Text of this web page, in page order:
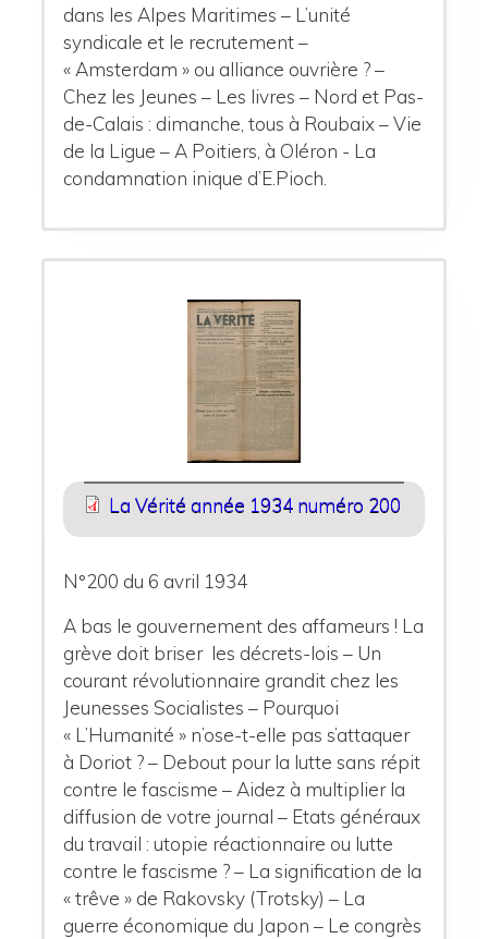
dans les Alpes Maritimes – L’unité
syndicale et le recrutement –
« Amsterdam » ou alliance ouvrière ? –
Chez les Jeunes – Les livres – Nord et Pas-
de-Calais : dimanche, tous à Roubaix – Vie
de la Ligue – A Poitiers, à Oléron - La
condamnation inique d’E.Pioch.
La Vérité année 1934 numéro 200
N°200 du 6 avril 1934
A bas le gouvernement des affameurs ! La
grève doit briser les décrets-lois – Un
courant révolutionnaire grandit chez les
Jeunesses Socialistes – Pourquoi
« L’Humanité » n’ose-t-elle pas s’attaquer
à Doriot ? – Debout pour la lutte sans répit
contre le fascisme – Aidez à multiplier la
diffusion de votre journal – Etats généraux
du travail : utopie réactionnaire ou lutte
contre le fascisme ? – La signification de la
« trêve » de Rakovsky (Trotsky) – La
guerre économique du Japon – Le congrès